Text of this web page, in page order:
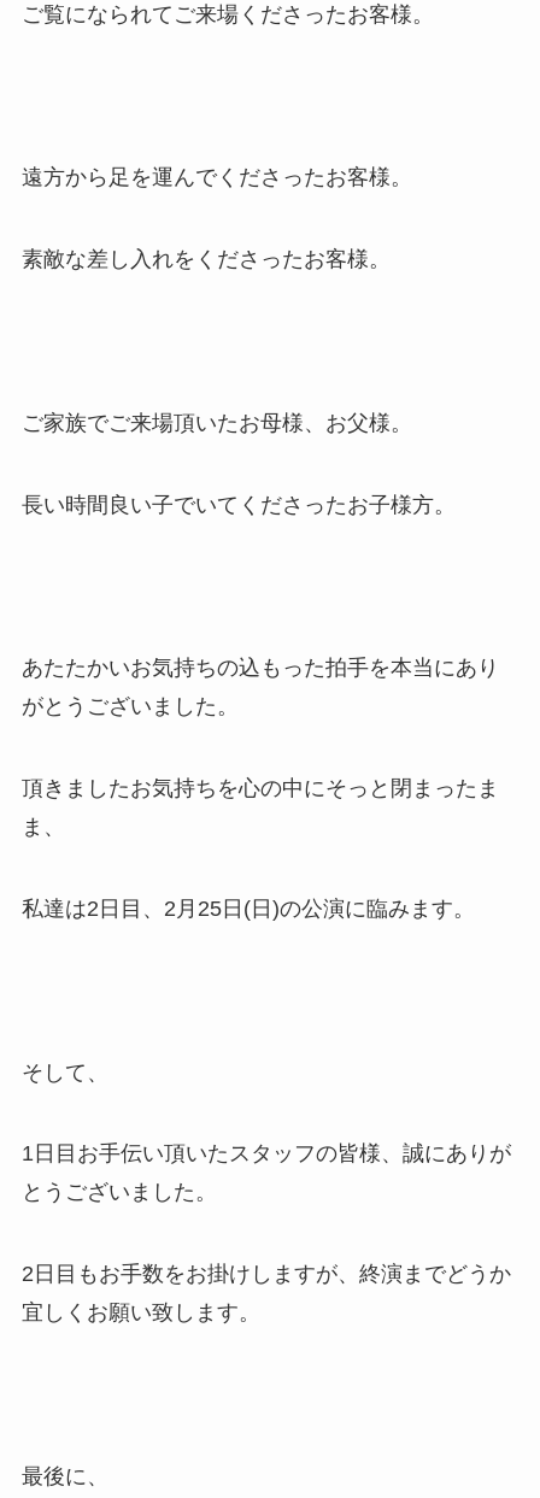
ご覧になられてご来場くださったお客様。
遠方から足を運んでくださったお客様。
素敵な差し入れをくださったお客様。
ご家族でご来場頂いたお母様、お父様。
長い時間良い子でいてくださったお子様方。
あたたかいお気持ちの込もった拍手を本当にあり
がとうございました。
頂きましたお気持ちを心の中にそっと閉まったま
ま、
私達は2日目、2月25日(日)の公演に臨みます。
そして、
1日目お手伝い頂いたスタッフの皆様、誠にありが
とうございました。
2日目もお手数をお掛けしますが、終演までどうか
宜しくお願い致します。
最後に、